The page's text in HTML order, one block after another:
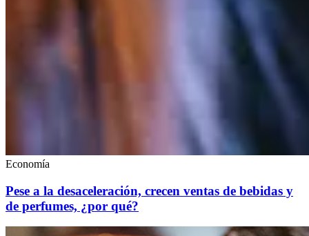
Economía
Pese a la desaceleración, crecen ventas de bebidas y
de perfumes, ¿por qué?